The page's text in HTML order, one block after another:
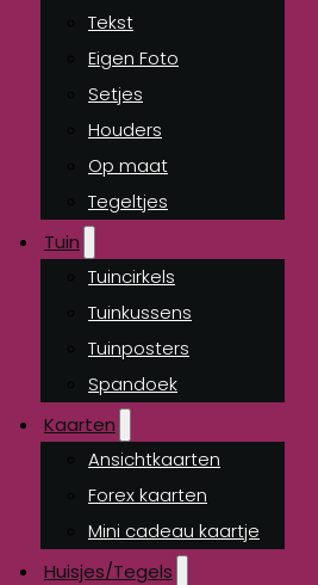
Tekst
Eigen Foto
Setjes
Houders
Op maat
Tegeltjes
Tuin
Tuincirkels
Tuinkussens
Tuinposters
Spandoek
Kaarten
Ansichtkaarten
Forex kaarten
Mini cadeau kaartje
Huisjes/Tegels